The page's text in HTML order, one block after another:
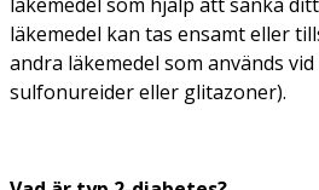
läkemedel kan tas ensamt eller
andra läkemedel som används
sulfonureider eller glitazoner).